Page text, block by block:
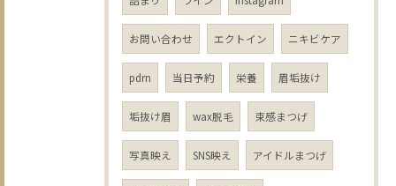
お問い合わせ エクトイン ニキビケア
pdrn 当日予約 栄養 眉垢抜け
垢抜け眉 wax脱毛 束感まつげ
写真映え SNS映え アイドルまつげ